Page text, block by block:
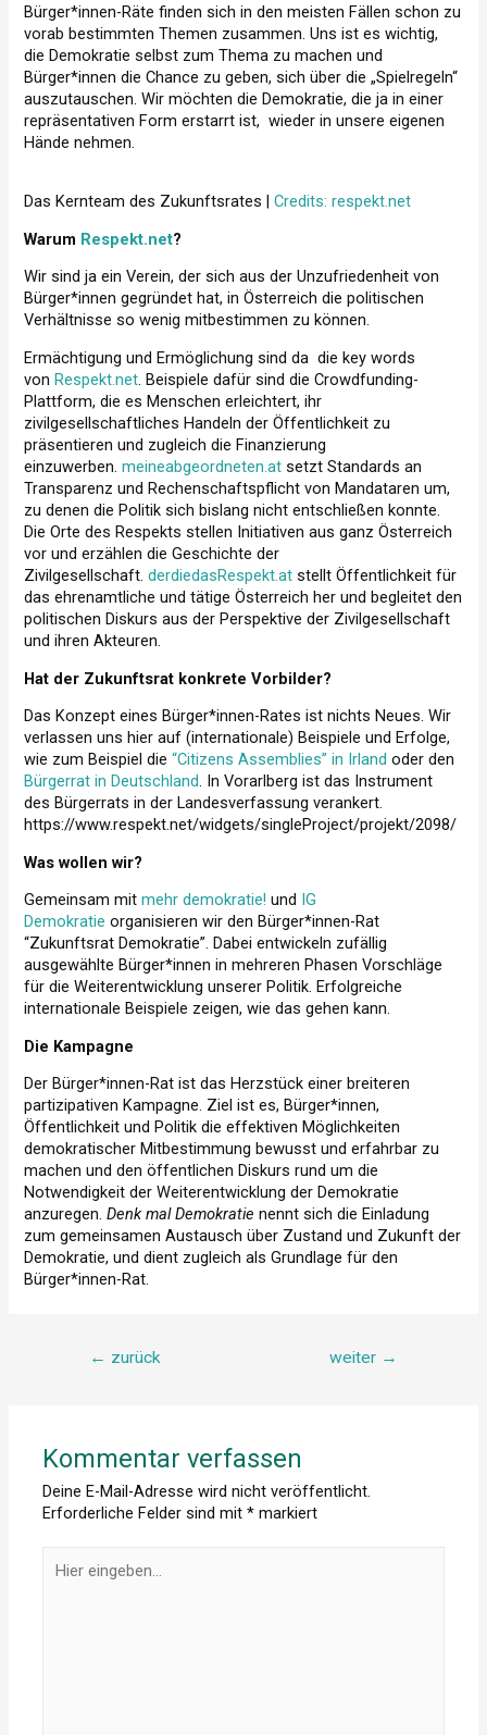
Bürger*innen-Räte finden sich in den meisten Fällen schon zu
vorab bestimmten Themen zusammen. Uns ist es wichtig,
die Demokratie selbst zum Thema zu machen und
Bürger*innen die Chance zu geben, sich über die „Spielregeln“
auszutauschen. Wir möchten die Demokratie, die ja in einer
repräsentativen Form erstarrt ist, wieder in unsere eigenen
Hände nehmen.
Das Kernteam des Zukunftsrates |Credits: respekt.net
Warum Respekt.net?
Wir sind ja ein Verein, der sich aus der Unzufriedenheit von
Bürger*innen gegründet hat, in Österreich die politischen
Verhältnisse so wenig mitbestimmen zu können.
Ermächtigung und Ermöglichung sind da die key words
vonRespekt.net. Beispiele dafür sind die Crowdfunding-
Plattform, die es Menschen erleichtert, ihr
zivilgesellschaftliches Handeln der Öffentlichkeit zu
präsentieren und zugleich die Finanzierung
einzuwerben.meineabgeordneten.at setzt Standards an
Transparenz und Rechenschaftspflicht von Mandataren um,
zu denen die Politik sich bislang nicht entschließen konnte.
Die Orte des Respekts stellen Initiativen aus ganz Österreich
vor und erzählen die Geschichte der
Zivilgesellschaft.derdiedasRespekt.at stellt Öffentlichkeit für
das ehrenamtliche und tätige Österreich her und begleitet den
politischen Diskurs aus der Perspektive der Zivilgesellschaft
und ihren Akteuren.
Hat der Zukunftsrat konkrete Vorbilder?
Das Konzept eines Bürger*innen-Rates ist nichts Neues. Wir
verlassen uns hier auf (internationale) Beispiele und Erfolge,
wie zum Beispiel die“Citizens Assemblies” in Irland oder den
Bürgerrat in Deutschland. In Vorarlberg ist das Instrument
des Bürgerrats in der Landesverfassung verankert.
https://www.respekt.net/widgets/singleProject/projekt/2098/
Was wollen wir?
Gemeinsam mitmehr demokratie! und IG
Demokratie organisieren wir den Bürger*innen-Rat
“Zukunftsrat Demokratie”. Dabei entwickeln zufällig
ausgewählte Bürger*innen in mehreren Phasen Vorschläge
für die Weiterentwicklung unserer Politik. Erfolgreiche
internationale Beispiele zeigen, wie das gehen kann.
Die Kampagne
Der Bürger*innen-Rat ist das Herzstück einer breiteren
partizipativen Kampagne. Ziel ist es, Bürger*innen,
Öffentlichkeit und Politik die effektiven Möglichkeiten
demokratischer Mitbestimmung bewusst und erfahrbar zu
machen und den öffentlichen Diskurs rund um die
Notwendigkeit der Weiterentwicklung der Demokratie
anzuregen.Denk mal Demokratie nennt sich die Einladung
zum gemeinsamen Austausch über Zustand und Zukunft der
Demokratie, und dient zugleich als Grundlage für den
Bürger*innen-Rat.
Beitragsnavigation
← zurück weiter →
Kommentar verfassen
Deine E-Mail-Adresse wird nicht veröffentlicht.
Erforderliche Felder sind mit* markiert
eingeben…